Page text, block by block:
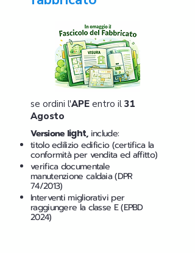
se ordini l'APE entro il 31
Agosto
Versione light,include:
titolo edilizio edificio (certifica la
conformità per vendita ed affitto)
verifica documentale
manutenzione caldaia (DPR
74/2013)
Interventi migliorativi per
raggiungere la classe E (EPBD
2024)